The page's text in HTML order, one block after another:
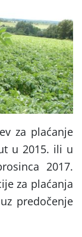
za plaćanje
u 2015. ili u
2017.
za plaćanja
predočenje